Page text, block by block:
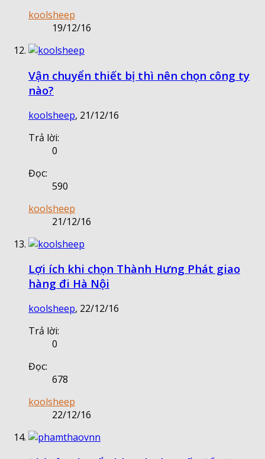
koolsheep
19/12/16
Vận chuyển thiết bị thì nên chọn công ty
nào?
koolsheep, 21/12/16
Trả lời:
0
Đọc:
590
koolsheep
21/12/16
Lợi ích khi chọn Thành Hưng Phát giao
hàng đi Hà Nội
koolsheep, 22/12/16
Trả lời:
0
Đọc:
678
koolsheep
22/12/16